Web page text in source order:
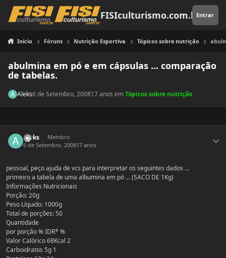
Pular para o conteúdo
FISIculturismo.com.brEntrar
Início Fóruns Nutrição Esportiva Tópicos sobre nutrição
abulmina em pó e em cápsulas ... comparação
de tabelas.
Aleks6 de Setembro, 200817 anos emTópicos sobre nutrição
Aleks
Membro
6 de Setembro, 200817 anos
pessoal, peço ajuda de vcs para interpretar os seguintes dados ...
primeiro a tabela de uma albumina em pó ... (SACO DE 1Kg)
Informações Nutricionais
Porção: 20g
Peso Líquido: 1000g
Total de porções: 50
Quantidade
por porção % IDR* %
Valor Calórico 68Kcal 2
Carboidratos 5g 1